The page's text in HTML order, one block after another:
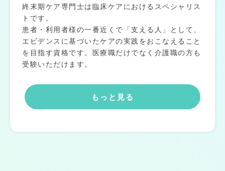
終末期ケア専門士は臨床ケアにおけるスペシャリス
トです。
患者・利用者様の一番近くで「支える人」として、
エビデンスに基づいたケアの実践をおこなえること
を目指す資格です。医療職だけでなく介護職の方も
受験いただけます。
もっと見る